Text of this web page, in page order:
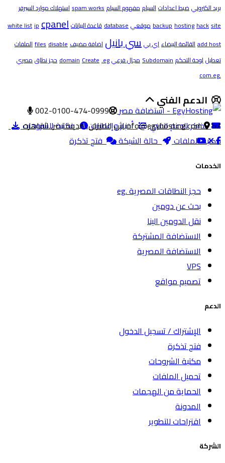
بريد الكترونيضبط اعداداتالسباممفهوم السبامspam worksاستهلاك موارد السيرفر
backuphostinghacksite موقعيdatabaseقاعدة البيانات white listipcpanel
add hostالقائمة البيضاءاي بيسي بانيل اضافة مضيف filesdisable
الملفات
تعطيللوحة التحكمSubdomainمجال فرعي domainCreate.eg حجز نطاقمصري
.com.eg
الدعم الفني
تذاكر الدعم الفني أخبار وإعلانات
مكتبة الشروحات
مكتبة الملفات
حالة الشبكة فتح تذكرة
002-0100-474-0999
info@egyhosting.com 52 ش الطيران, مدينة نصر, القاهره
الخدمات
حجز النطاقات المصرية .eg
بحث عن دومين
نقل الدومين الينا
الاستضافة المشتركة
الاستضافة المصرية
VPS
تصميم مواقع
الدعم
الإشتراك / تسجيل الدخول
فتح تذكرة
مكتبة الشروحات
تحميل الملفات
الحماية من الهجمات
المدونة
اقتراحات للتطوير
الشركة